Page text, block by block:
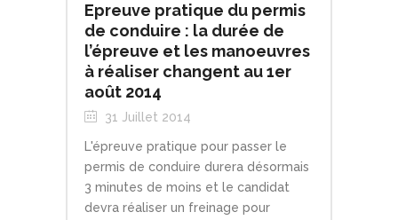
Epreuve pratique du permis
de conduire : la durée de
l’épreuve et les manoeuvres
à réaliser changent au 1er
août 2014
31 Juillet 2014
L'épreuve pratique pour passer le
permis de conduire durera désormais
3 minutes de moins et le candidat
devra réaliser un freinage pour